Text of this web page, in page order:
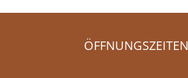
ÖFFNUNGSZEITEN